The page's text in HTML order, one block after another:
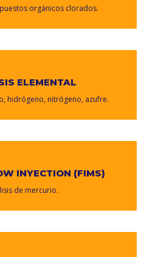
orgánicos clorados.
ELEMENTAL
hidrógeno, nitrógeno, azufre.
INYECTION (FIMS)
de mercurio.